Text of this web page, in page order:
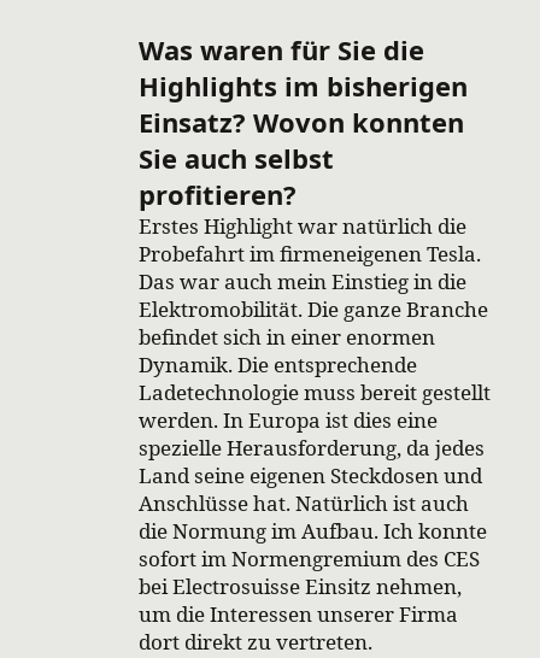
Was waren für Sie die
Highlights im bisherigen
Einsatz? Wovon konnten
Sie auch selbst
profitieren?
Erstes Highlight war natürlich die
Probefahrt im firmeneigenen Tesla.
Das war auch mein Einstieg in die
Elektromobilität. Die ganze Branche
befindet sich in einer enormen
Dynamik. Die entsprechende
Ladetechnologie muss bereit gestellt
werden. In Europa ist dies eine
spezielle Herausforderung, da jedes
Land seine eigenen Steckdosen und
Anschlüsse hat. Natürlich ist auch
die Normung im Aufbau. Ich konnte
sofort im Normengremium des CES
bei Electrosuisse Einsitz nehmen,
um die Interessen unserer Firma
dort direkt zu vertreten.